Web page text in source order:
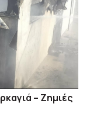
– Ζημιές